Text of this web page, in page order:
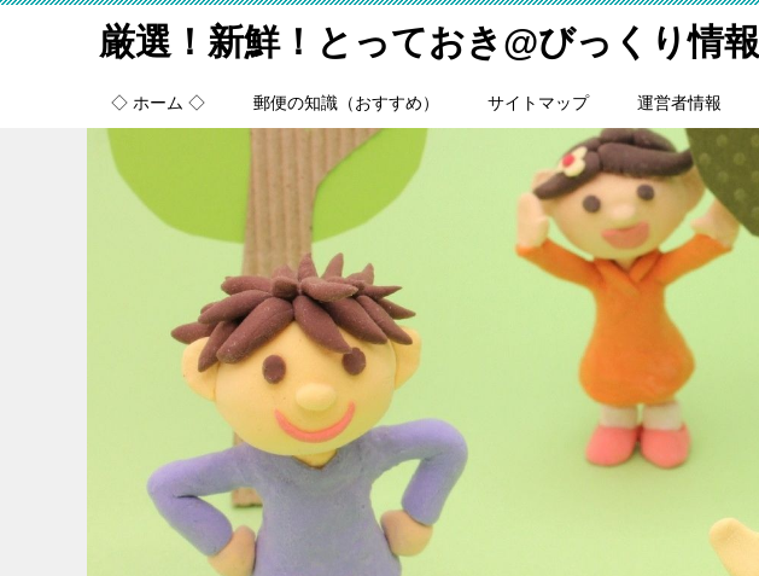
厳選！新鮮！とっておき@びっくり情報
◇ ホーム ◇ 郵便の知識（おすすめ） サイトマップ 運営者情報